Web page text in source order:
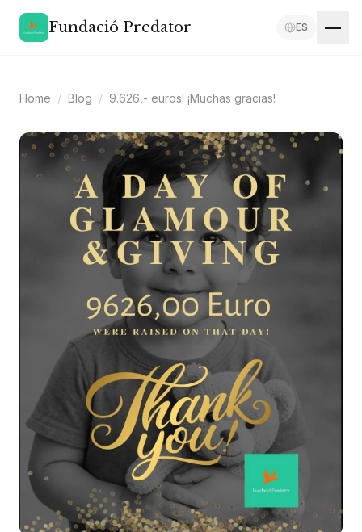
Fundació Predator ES
Home / Blog / 9.626,- euros! ¡Muchas gracias!